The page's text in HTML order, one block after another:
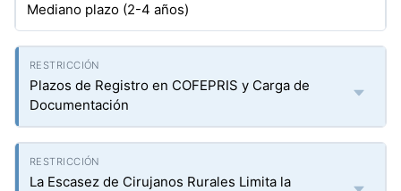
Mediano plazo (2-4 años)
Plazos de Registro en COFEPRIS y Carga de
Documentación
La Escasez de Cirujanos Rurales Limita la